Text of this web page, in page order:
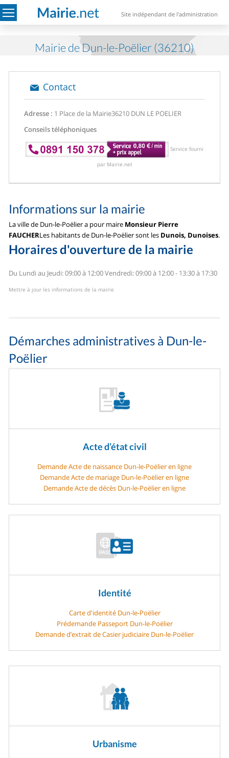
Site indépendant de l'administration
Mairie de Dun-le-Poëlier (36210)
Contact
Adresse : 1 Place de la Mairie36210 DUN LE POELIER
Conseils téléphoniques
Service fourni
par Mairie.net
Informations sur la mairie
La ville de Dun-le-Poëlier a pour maire Monsieur Pierre
FAUCHERLes habitants de Dun-le-Poëlier sont les Dunois, Dunoises.
Horaires d'ouverture de la mairie
Du Lundi au Jeudi: 09:00 à 12:00Vendredi: 09:00 à 12:00 - 13:30 à 17:30
Mettre à jour les informations de la mairie
Démarches administratives à Dun-le-
Poëlier
Acte d’état civil
Demande Acte de naissance Dun-le-Poëlier en ligne
Demande Acte de mariage Dun-le-Poëlier en ligne
Demande Acte de décès Dun-le-Poëlier en ligne
Identité
Carte d'identité Dun-le-Poëlier
Prédemande Passeport Dun-le-Poëlier
Demande d’extrait de Casier judiciaire Dun-le-Poëlier
Urbanisme